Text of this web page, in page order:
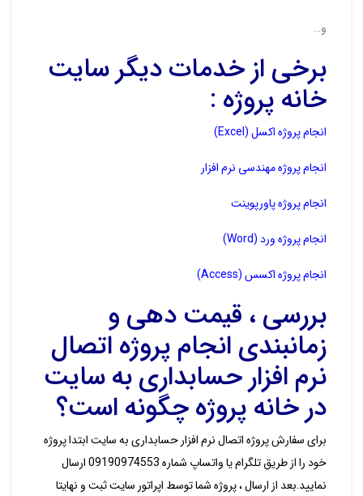
و…
برخی از خدمات دیگر سایت
خانه پروژه :
انجام پروژه اکسل (Excel)
انجام پروژه مهندسی نرم افزار
انجام پروژه پاورپوینت
انجام پروژه ورد (Word)
انجام پروژه اکسس (Access)
بررسی ، قیمت دهی و
زمانبندی انجام پروژه اتصال
نرم افزار حسابداری به سایت
در خانه پروژه چگونه است؟
برای سفارش پروژه اتصال نرم افزار حسابداری به سایت ابتدا پروژه
خود را از طریق تلگرام یا واتساپ شماره 09190974553 ارسال
نمایید.بعد از ارسال ، پروژه شما توسط اپراتور سایت ثبت و نهایتا